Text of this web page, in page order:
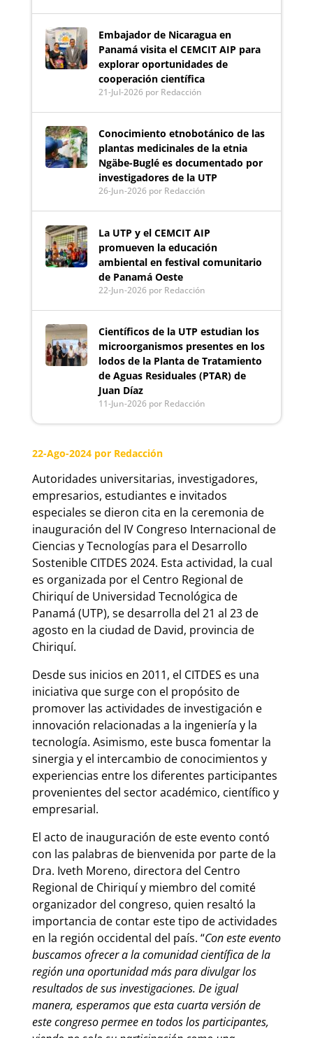
Embajador de Nicaragua en
Panamá visita el CEMCIT AIP para
explorar oportunidades de
cooperación científica
21-Jul-2026por Redacción
Conocimiento etnobotánico de las
plantas medicinales de la etnia
Ngäbe-Buglé es documentado por
investigadores de la UTP
26-Jun-2026por Redacción
La UTP y el CEMCIT AIP
promueven la educación
ambiental en festival comunitario
de Panamá Oeste
22-Jun-2026por Redacción
Científicos de la UTP estudian los
microorganismos presentes en los
lodos de la Planta de Tratamiento
de Aguas Residuales (PTAR) de
Juan Díaz
11-Jun-2026por Redacción
22-Ago-2024 por Redacción
Autoridades universitarias, investigadores,
empresarios, estudiantes e invitados
especiales se dieron cita en la ceremonia de
inauguración del IV Congreso Internacional de
Ciencias y Tecnologías para el Desarrollo
Sostenible CITDES 2024. Esta actividad, la cual
es organizada por el Centro Regional de
Chiriquí de Universidad Tecnológica de
Panamá (UTP), se desarrolla del 21 al 23 de
agosto en la ciudad de David, provincia de
Chiriquí.
Desde sus inicios en 2011, el CITDES es una
iniciativa que surge con el propósito de
promover las actividades de investigación e
innovación relacionadas a la ingeniería y la
tecnología. Asimismo, este busca fomentar la
sinergia y el intercambio de conocimientos y
experiencias entre los diferentes participantes
provenientes del sector académico, científico y
empresarial.
El acto de inauguración de este evento contó
con las palabras de bienvenida por parte de la
Dra. Iveth Moreno, directora del Centro
Regional de Chiriquí y miembro del comité
organizador del congreso, quien resaltó la
importancia de contar este tipo de actividades
en la región occidental del país. “Con este evento
buscamos ofrecer a la comunidad científica de la
región una oportunidad más para divulgar los
resultados de sus investigaciones. De igual
manera, esperamos que esta cuarta versión de
este congreso permee en todos los participantes,